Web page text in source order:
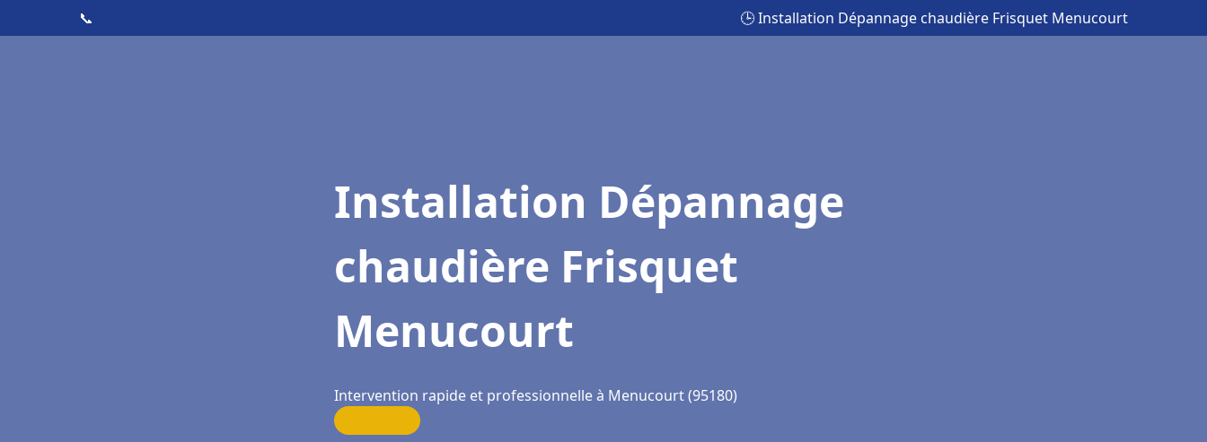
📞 🕒 Installation Dépannage chaudière Frisquet Menucourt
Installation Dépannage
chaudière Frisquet
Menucourt
Intervention rapide et professionnelle à Menucourt (95180)